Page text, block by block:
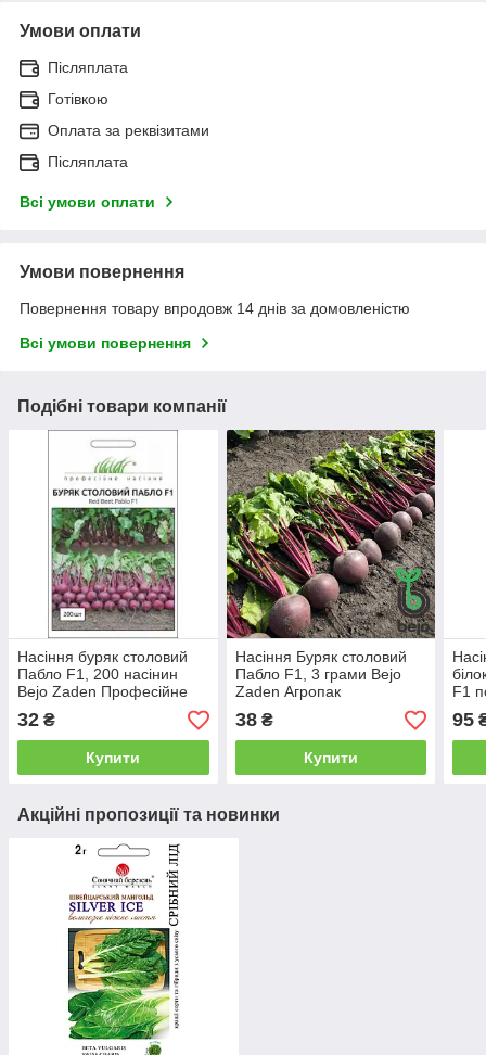
Умови оплати
Післяплата
Готівкою
Оплата за реквізитами
Післяплата
Всі умови оплати
Умови повернення
Повернення товару впродовж 14 днів за домовленістю
Всі умови повернення
Подібні товари компанії
Насіння буряк столовий
Пабло F1, 200 насінин
Bejo Zaden Професійне
насіння
32 ₴
Купити
Насіння Буряк столовий
Пабло F1, 3 грами Bejo
Zaden Агропак
38₴
Купити
F1
95
Акційні пропозиції та новинки